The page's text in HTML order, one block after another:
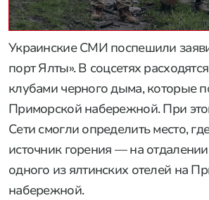
Украинские СМИ поспешили
порт Ялты». В соцсетях
клубами черного дыма, которые
Приморской набережной. При
Сети смогли определить место,
источник горения — на
одного из ялтинских отелей на
набережной.